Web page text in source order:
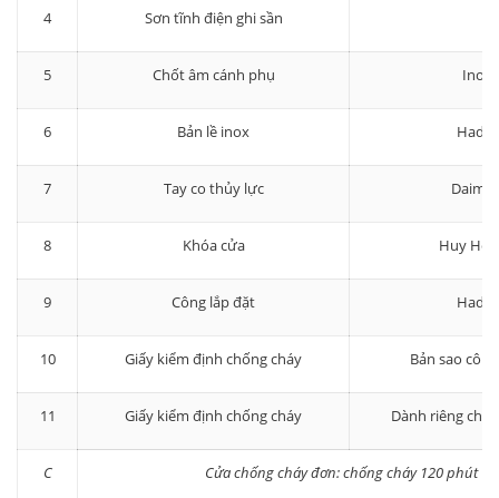
4 Sơn tĩnh điện ghi sần
5 Chốt âm cánh phụ Inox
6 Bản lề inox Hadra
7 Tay co thủy lực
8 Khóa cửa Huy
9 Công lắp đặt Hadra
10 Giấy kiểm định chống cháy Bản sao
11 Giấy kiểm định chống cháy Dành riêng cho
C Cửa chống cháy đơn: chống cháy 120 phút